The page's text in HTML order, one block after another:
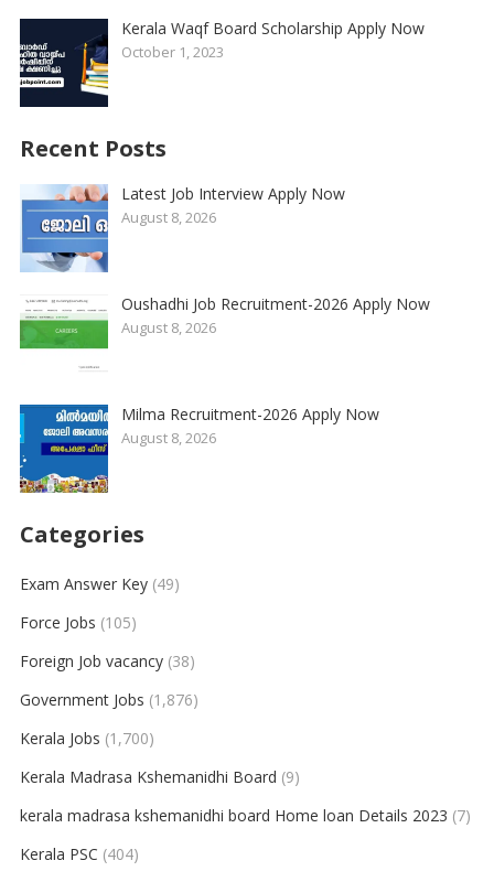
Kerala Waqf Board Scholarship Apply Now
October 1, 2023
Recent Posts
Latest Job Interview Apply Now
August 8, 2026
Oushadhi Job Recruitment-2026 Apply Now
August 8, 2026
Milma Recruitment-2026 Apply Now
August 8, 2026
Categories
Exam Answer Key(49)
Force Jobs (105)
Foreign Job vacancy(38)
Government Jobs (1,876)
Kerala Jobs (1,700)
Kerala Madrasa Kshemanidhi Board (9)
kerala madrasa kshemanidhi board Home loan Details 2023 (7)
Kerala PSC (404)